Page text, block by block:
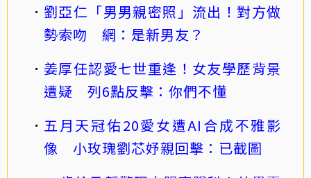
劉亞仁「男男親密照」流出！對方做
勢索吻 網：是新男友？
姜厚任認愛七世重逢！女友學歷背景
遭疑 列6點反擊：你們不懂
五月天冠佑20愛女遭AI合成不雅影
像 小玫瑰劉芯妤親回擊：已截圖